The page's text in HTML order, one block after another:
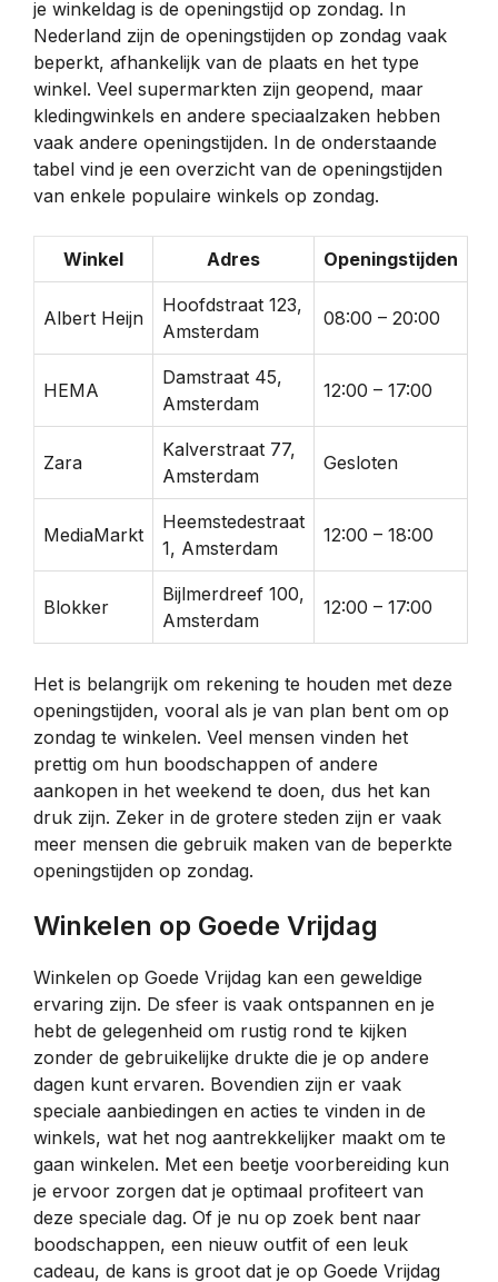
je winkeldag is de openingstijd op zondag. In
Nederland zijn de openingstijden op zondag vaak
beperkt, afhankelijk van de plaats en het type
winkel. Veel supermarkten zijn geopend, maar
kledingwinkels en andere speciaalzaken hebben
vaak andere openingstijden. In de onderstaande
tabel vind je een overzicht van de openingstijden
van enkele populaire winkels op zondag.
Winkel Adres Openingstijden
Albert Heijn
Hoofdstraat 123,
Amsterdam
08:00 – 20:00
HEMA
Damstraat 45,
Amsterdam
12:00 – 17:00
Zara
Kalverstraat 77,
Amsterdam
Gesloten
MediaMarkt
Heemstedestraat
1, Amsterdam
12:00 – 18:00
Blokker
Bijlmerdreef 100,
Amsterdam
12:00 – 17:00
Het is belangrijk om rekening te houden met deze
openingstijden, vooral als je van plan bent om op
zondag te winkelen. Veel mensen vinden het
prettig om hun boodschappen of andere
aankopen in het weekend te doen, dus het kan
druk zijn. Zeker in de grotere steden zijn er vaak
meer mensen die gebruik maken van de beperkte
openingstijden op zondag.
Winkelen op Goede Vrijdag
Winkelen op Goede Vrijdag kan een geweldige
ervaring zijn. De sfeer is vaak ontspannen en je
hebt de gelegenheid om rustig rond te kijken
zonder de gebruikelijke drukte die je op andere
dagen kunt ervaren. Bovendien zijn er vaak
speciale aanbiedingen en acties te vinden in de
winkels, wat het nog aantrekkelijker maakt om te
gaan winkelen. Met een beetje voorbereiding kun
je ervoor zorgen dat je optimaal profiteert van
deze speciale dag. Of je nu op zoek bent naar
boodschappen, een nieuw outfit of een leuk
cadeau, de kans is groot dat je op Goede Vrijdag